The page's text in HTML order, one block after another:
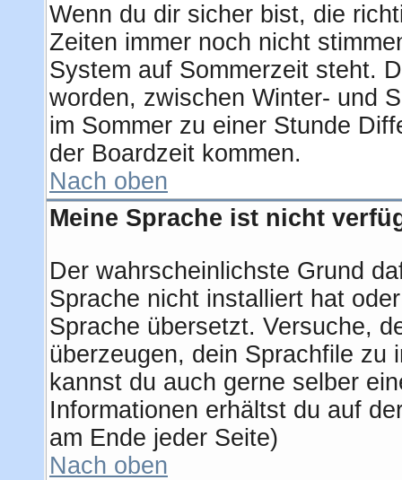
Wenn du dir sicher bist, die
Zeiten immer noch nicht
System auf Sommerzeit steht.
worden, zwischen Winter- und
im Sommer zu einer Stunde
der Boardzeit kommen.
Nach oben
Meine Sprache ist nicht
Der wahrscheinlichste Grund
Sprache nicht installiert hat
Sprache übersetzt. Versuche,
überzeugen, dein Sprachfile zu
kannst du auch gerne selber
Informationen erhältst du auf
am Ende jeder Seite)
Nach oben